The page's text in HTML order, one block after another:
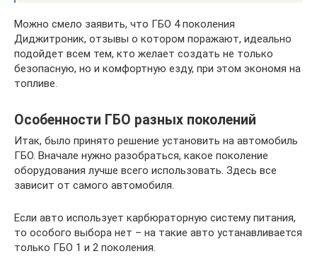
Можно смело заявить, что ГБО 4 поколения
Диджитроник, отзывы о котором поражают, идеально
подойдет всем тем, кто желает создать не только
безопасную, но и комфортную езду, при этом экономя на
топливе.
Особенности ГБО разных поколений
Итак, было принято решение установить на автомобиль
ГБО. Вначале нужно разобраться, какое поколение
оборудования лучше всего использовать. Здесь все
зависит от самого автомобиля.
Если авто использует карбюраторную систему питания,
то особого выбора нет – на такие авто устанавливается
только ГБО 1 и 2 поколения.